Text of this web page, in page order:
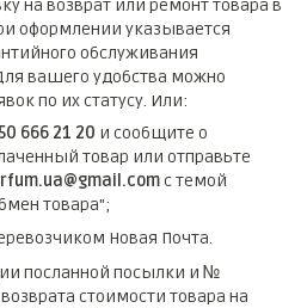
на возврат или ремонт товара в
оформлении указывается
обслуживания
вашего удобства можно
по их статусу. Или:
666 21 20 и сообщите о
товар или отправьте
с темой
товара";
Новая Почта.
посланной посылки и №
стоимости товара на